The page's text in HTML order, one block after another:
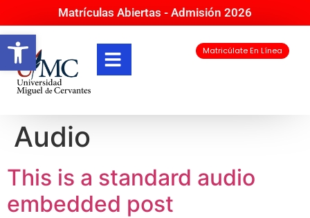
Abrir barra de herramientas
Matrículas Abiertas - Admisión 2026
Matricúlate En Línea
Audio
This is a standard audio
embedded post